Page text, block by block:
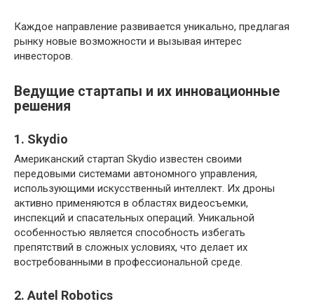
Каждое направление развивается уникально, предлагая
рынку новые возможности и вызывая интерес
инвесторов.
Ведущие стартапы и их инновационные
решения
1. Skydio
Американский стартап Skydio известен своими
передовыми системами автономного управления,
использующими искусственный интеллект. Их дроны
активно применяются в областях видеосъемки,
инспекций и спасательных операций. Уникальной
особенностью является способность избегать
препятствий в сложных условиях, что делает их
востребованными в профессиональной среде.
2. Autel Robotics